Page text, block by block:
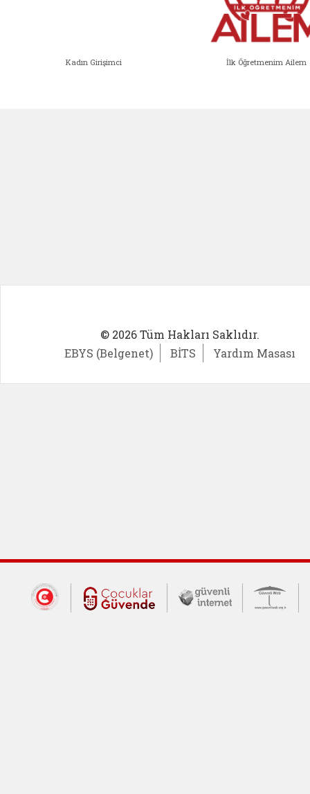
Kadın Girişimci İlk Öğretmenim Ailem
© 2026 Tüm Hakları Saklıdır.
EBYS (Belgenet)
BİTS Yardım Masası
Dış Bağlantılar
Cumhurbaşkanlığı İletişim Merkezi
Çocuklar Güvende (yeni
Güvenli